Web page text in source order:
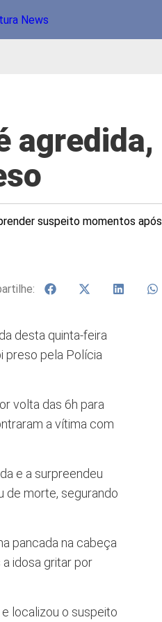
agredida,
suspeito momentos após
desta quinta-feira
preso pela Polícia
volta das 6h para
a vítima com
e a surpreendeu
de morte, segurando
pancada na cabeça
idosa gritar por
localizou o suspeito